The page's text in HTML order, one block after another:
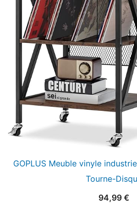
GOPLUS Meuble vinyle
Tourne-
94,99 €